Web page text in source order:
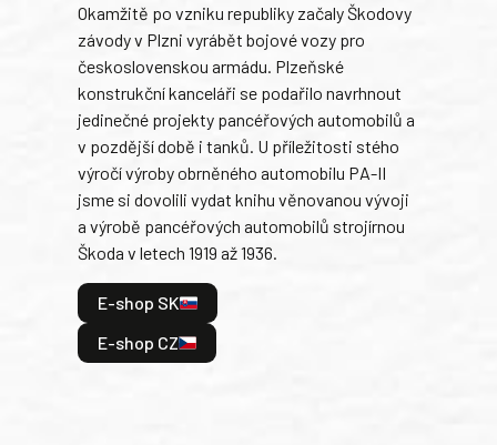
Okamžitě po vzniku republiky začaly Škodovy
závody v Plzni vyrábět bojové vozy pro
československou armádu. Plzeňské
konstrukční kanceláři se podařilo navrhnout
jedinečné projekty pancéřových automobilů a
v pozdější době i tanků. U příležitosti stého
výročí výroby obrněného automobilu PA-II
jsme si dovolili vydat knihu věnovanou vývoji
a výrobě pancéřových automobilů strojírnou
Škoda v letech 1919 až 1936.
E-shop SK
E-shop CZ